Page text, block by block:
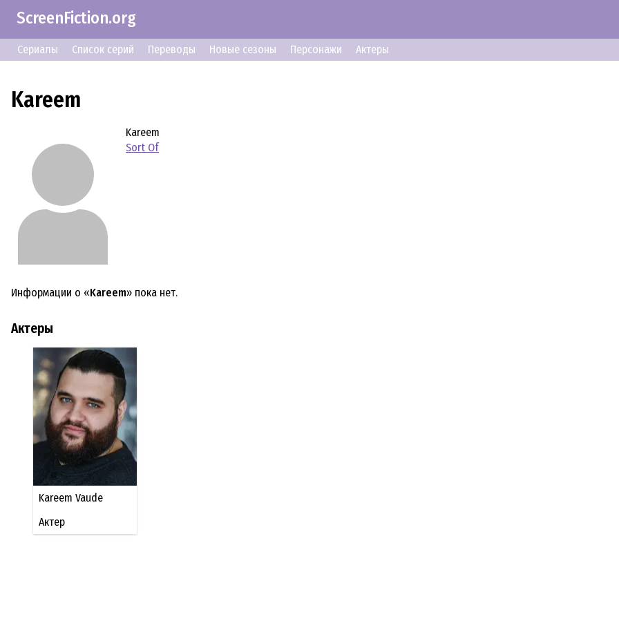
ScreenFiction.org
Сериалы Список серий Переводы Новые сезоны Персонажи Актеры
Kareem
Kareem
Sort Of
Информации о «Kareem» пока нет.
Актеры
Kareem Vaude
Актер